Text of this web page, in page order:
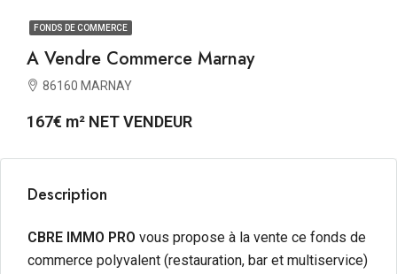
FONDS DE COMMERCE
A Vendre Commerce Marnay
86160 MARNAY
167€ m² NET VENDEUR
Description
CBRE IMMO PRO vous propose à la vente ce fonds de
commerce polyvalent (restauration, bar et multiservice)